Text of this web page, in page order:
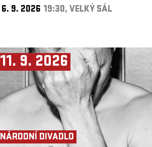
6. 9. 2026 19:30, VELKÝ SÁL
11. 9. 2026
NÁRODNÍ DIVADLO